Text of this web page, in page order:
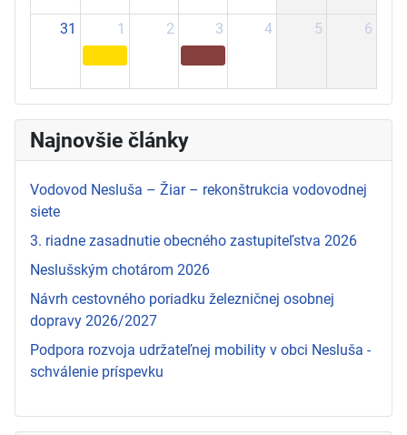
31 1 2 3 4 5 6
Najnovšie články
Vodovod Nesluša – Žiar – rekonštrukcia vodovodnej
siete
3. riadne zasadnutie obecného zastupiteľstva 2026
Neslušským chotárom 2026
Návrh cestovného poriadku železničnej osobnej
dopravy 2026/2027
Podpora rozvoja udržateľnej mobility v obci Nesluša -
schválenie príspevku